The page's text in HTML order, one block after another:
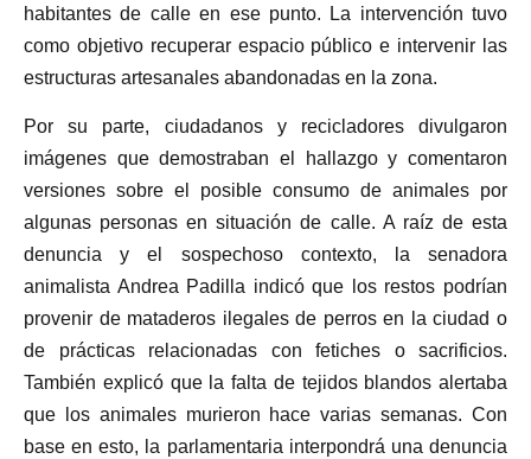
habitantes de calle en ese punto. La intervención tuvo
como objetivo recuperar espacio público e intervenir las
estructuras artesanales abandonadas en la zona.
Por su parte, ciudadanos y recicladores divulgaron
imágenes que demostraban el hallazgo y comentaron
versiones sobre el posible consumo de animales por
algunas personas en situación de calle. A raíz de esta
denuncia y el sospechoso contexto, la senadora
animalista Andrea Padilla indicó que los restos podrían
provenir de mataderos ilegales de perros en la ciudad o
de prácticas relacionadas con fetiches o sacrificios.
También explicó que la falta de tejidos blandos alertaba
que los animales murieron hace varias semanas. Con
base en esto, la parlamentaria interpondrá una denuncia